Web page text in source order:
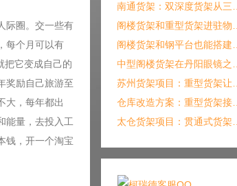
际圈。交一些有
每个月可以有
把它变成自己的
奖励自己旅游至
大，每年都出
能量，去投入工
钱，开一个淘宝
南通货架：双深度货架从三…
阁楼货架和重型货架进驻物…
阁楼货架和钢平台也能搭建…
中型阁楼货架在丹阳眼镜之…
苏州货架项目：重型货架让…
仓库改造方案：重型货架接…
太仓货架项目：贯通式货架…